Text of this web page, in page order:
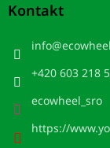
Kontakt
info@
+420 603 218
ecowheel_sro
https://